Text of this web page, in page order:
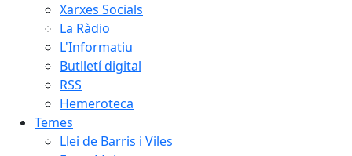
Xarxes Socials
La Ràdio
L'Informatiu
Butlletí digital
RSS
Hemeroteca
Temes
Llei de Barris i Viles